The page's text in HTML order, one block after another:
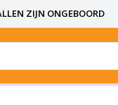
ZIJN ONGEBOORD